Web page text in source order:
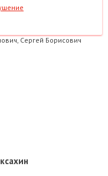
Сергей Борисович